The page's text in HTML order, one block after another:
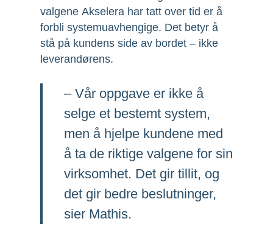
valgene Akselera har tatt over tid er å
forbli systemuavhengige. Det betyr å
stå på kundens side av bordet – ikke
leverandørens.
– Vår oppgave er ikke å
selge et bestemt system,
men å hjelpe kundene med
å ta de riktige valgene for sin
virksomhet. Det gir tillit, og
det gir bedre beslutninger,
sier Mathis.